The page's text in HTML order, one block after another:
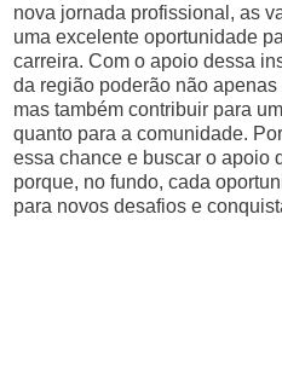
nova jornada profissional, as
uma excelente oportunidade
carreira. Com o apoio dessa
da região poderão não
mas também contribuir para
quanto para a comunidade.
essa chance e buscar o apoio
porque, no fundo, cada
para novos desafios e